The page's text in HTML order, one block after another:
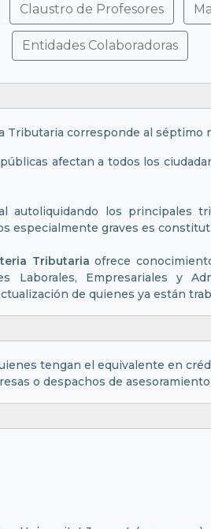
Claustro de Profesores
Entidades Colaboradoras
Tributaria corresponde al séptimo
afectan a todos los
autoliquidando los principales
especialmente graves es
Tributaria ofrece
Laborales, Empresariales y
de quienes ya están
tengan el equivalente en
o despachos de